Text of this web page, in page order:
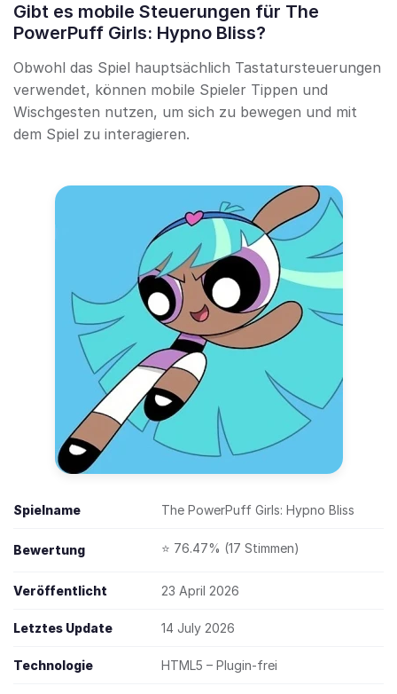
Gibt es mobile Steuerungen für The
PowerPuff Girls: Hypno Bliss?
Obwohl das Spiel hauptsächlich Tastatursteuerungen
verwendet, können mobile Spieler Tippen und
Wischgesten nutzen, um sich zu bewegen und mit
dem Spiel zu interagieren.
Spielname The PowerPuff Girls: Hypno Bliss
Bewertung ⭐ 76.47% (17 Stimmen)
Veröffentlicht 23 April 2026
Letztes Update 14 July 2026
Technologie HTML5 – Plugin-frei